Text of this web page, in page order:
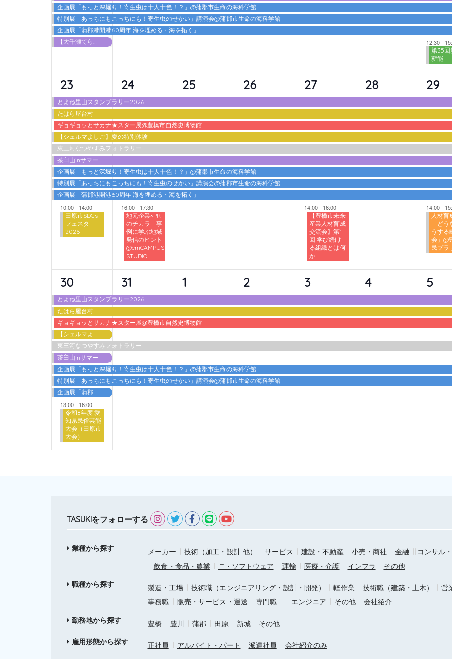
企画展「もっと深堀り！寄生虫は十人十色！？」@蒲郡市生命の海科学館
特別展「あっちにもこっちにも！寄生虫のせかい」講演会@蒲郡市生命の海科学館
企画展「蒲郡港開港60周年 海を埋める・海を拓く」
【大千瀬てらす2026】 カワアソビ
12:30-
第35回
薪能
10
イ
ベ
ン
ト,
23
とよね里山スタンプラリー2026
たはら屋台村
ギョギョッとサカナ★スター展@豊橋市自然史博物館
【シェルマよしご】夏の特別体験
東三河なつやすみフォトラリー
茶臼山inサマー
企画展「もっと深堀り！寄生虫は十人十色！？」@蒲郡市生命の海科学館
特別展「あっちにもこっちにも！寄生虫のせかい」講演会@蒲郡市生命の海科学館
企画展「蒲郡港開港60周年 海を埋める・海を拓く」
10:00- 14:00
田原市SDGs
フェスタ
2026
10
イ
ベ
ン
ト,
24
16:00- 17:30
地元企業×PR
のチカラ 事
例に学ぶ地域
発信のヒント
@emCAMPUS
STUDIO
9
イ
ベ
ン
ト,
25
9
イ
ベ
ン
ト,
26
10
イ
ベ
ン
ト,
27
14:00- 16:00
【豊橋市未来
産業人材育成
交流会】第1
回 学び続け
る組織とは何
か
9
イ
ベ
ン
ト,
28
10
イ
ベ
ン
ト,
29
14:00-
人材育
「ど
うする
会」@
民プラ
10
イ
ベ
ン
ト,
30
とよね里山スタンプラリー2026
たはら屋台村
ギョギョッとサカナ★スター展@豊橋市自然史博物館
東三河なつやすみフォトラリー
茶臼山inサマー
企画展「もっと深堀り！寄生虫は十人十色！？」@蒲郡市生命の海科学館
特別展「あっちにもこっちにも！寄生虫のせかい」講演会@蒲郡市生命の海科学館
13:00- 16:00
令和8年度 愛
知県民俗芸能
大会（田原市
大会）
6
イ
ベ
ト,
31
6
イ
ベ
ト,
1
6
イ
ベ
ト,
2
6
イ
ベ
ト,
3
6
イ
ベ
ト,
4
6
イ
ベ
ト,
5
TASUKIをフォローする
業種から探す メーカー 技術（加工・設計 他） サービス 建設・不動産 小売・商社 金融
コンサル
飲食・食品・農業
IT・ソフトウェア 運輸 医療・介護 インフラ
その他
職種から探す
製造・工場 技術職（エンジニアリング・設計・開発） 軽作業 技術職（建築・土木）
営
事務職
販売・サービス・運送 専門職 ITエンジニア その他
会社紹介
勤務地から探す
豊橋 豊川 蒲郡 田原 新城
その他
雇用形態から探す
正社員 アルバイト・パート 派遣社員
会社紹介のみ